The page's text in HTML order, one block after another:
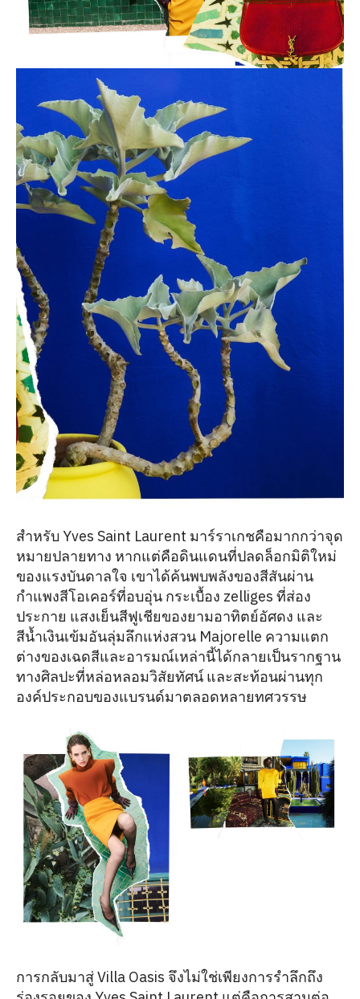
สำหรับ Yves Saint Laurent มาร์ราเกชคือมากกว่าจุด
หมายปลายทาง หากแต่คือดินแดนที่ปลดล็อกมิติใหม่
ของแรงบันดาลใจ เขาได้ค้นพบพลังของสีสันผ่าน
กำแพงสีโอเคอร์ที่อบอุ่น กระเบื้อง zelliges ที่ส่อง
ประกาย แสงเย็นสีฟูเชียของยามอาทิตย์อัศดง และ
สีน้ำเงินเข้มอันลุ่มลึกแห่งสวน Majorelle ความแตก
ต่างของเฉดสีและอารมณ์เหล่านี้ได้กลายเป็นรากฐาน
ทางศิลปะที่หล่อหลอมวิสัยทัศน์ และสะท้อนผ่านทุก
องค์ประกอบของแบรนด์มาตลอดหลายทศวรรษ
การกลับมาสู่ Villa Oasis จึงไม่ใช่เพียงการรำลึกถึง